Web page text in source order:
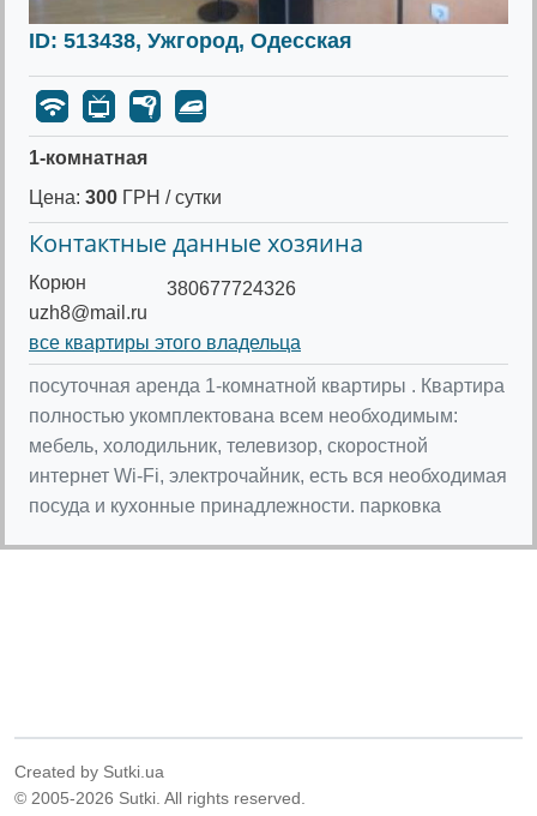
ID: 513438, Ужгород, Одесская
1-комнатная
Цена: 300 ГРН / сутки
Контактные данные хозяина
Корюн
uzh8@mail.ru
380677724326
все квартиры этого владельца
посуточная аренда 1-комнатной квартиры . Квартира
полностью укомплектована всем необходимым:
мебель, холодильник, телевизор, скоростной
интернет Wi-Fi, электрочайник, есть вся необходимая
посуда и кухонные принадлежности. парковка
Created by Sutki.ua
© 2005-2026 Sutki. All rights reserved.